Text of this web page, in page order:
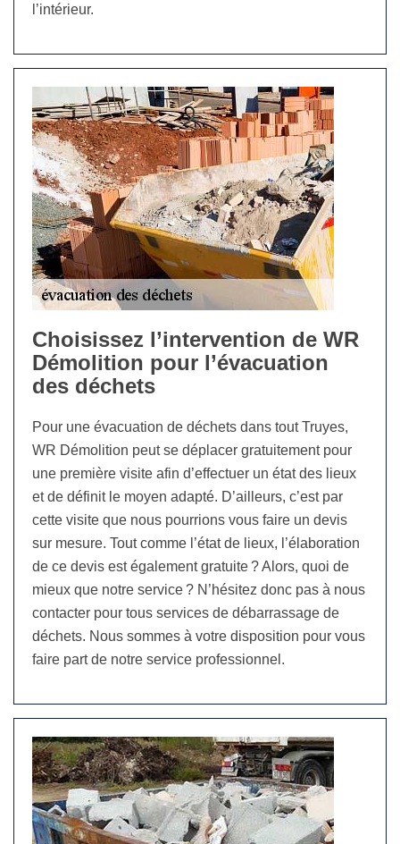
l’intérieur.
Choisissez l’intervention de WR
Démolition pour l’évacuation
des déchets
Pour une évacuation de déchets dans tout Truyes,
WR Démolition peut se déplacer gratuitement pour
une première visite afin d’effectuer un état des lieux
et de définit le moyen adapté. D’ailleurs, c’est par
cette visite que nous pourrions vous faire un devis
sur mesure. Tout comme l’état de lieux, l’élaboration
de ce devis est également gratuite ? Alors, quoi de
mieux que notre service ? N’hésitez donc pas à nous
contacter pour tous services de débarrassage de
déchets. Nous sommes à votre disposition pour vous
faire part de notre service professionnel.